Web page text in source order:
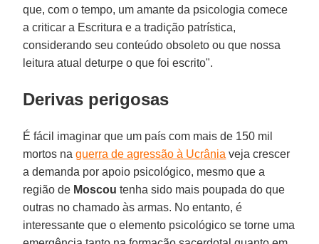
que, com o tempo, um amante da psicologia comece
a criticar a Escritura e a tradição patrística,
considerando seu conteúdo obsoleto ou que nossa
leitura atual deturpe o que foi escrito".
Derivas perigosas
É fácil imaginar que um país com mais de 150 mil
mortos naguerra de agressão à Ucrânia veja crescer
a demanda por apoio psicológico, mesmo que a
região de Moscou tenha sido mais poupada do que
outras no chamado às armas. No entanto, é
interessante que o elemento psicológico se torne uma